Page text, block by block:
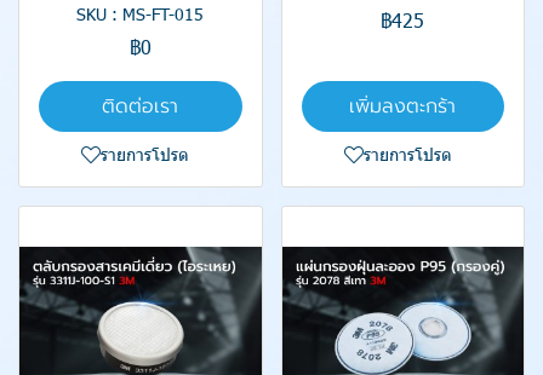
SKU : MS-FT-015
฿0
ติดต่อเรา
รายการโปรด
฿425
เพิ่มลงตะกร้า
รายการโปรด